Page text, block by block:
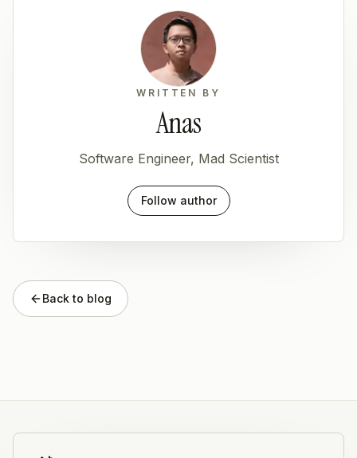
WRITTEN BY
Anas
Software Engineer, Mad Scientist
Follow author
Back to blog